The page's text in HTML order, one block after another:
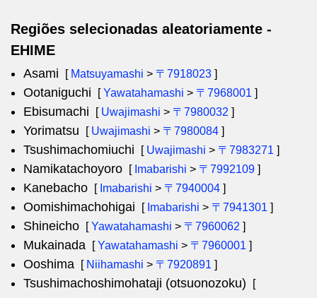
Regiões selecionadas aleatoriamente -
EHIME
Asami [ Matsuyamashi > 〒7918023 ]
Ootaniguchi [Yawatahamashi > 〒7968001 ]
Ebisumachi [ Uwajimashi > 〒7980032 ]
Yorimatsu [ Uwajimashi > 〒7980084 ]
Tsushimachomiuchi [ Uwajimashi > 〒7983271 ]
Namikatachoyoro [ Imabarishi > 〒7992109 ]
Kanebacho [ Imabarishi > 〒7940004 ]
Oomishimachohigai [ Imabarishi > 〒7941301 ]
Shineicho [Yawatahamashi > 〒7960062 ]
Mukainada [Yawatahamashi > 〒7960001 ]
Ooshima [ Niihamashi > 〒7920891 ]
Tsushimachoshimohataji (otsuonozoku)
[